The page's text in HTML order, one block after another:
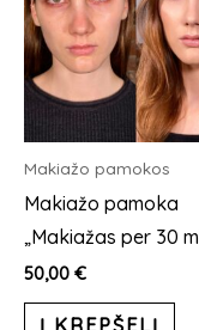
Makiažo pamokos
Makiažo pamoka
„Makiažas per 30
50,00 €